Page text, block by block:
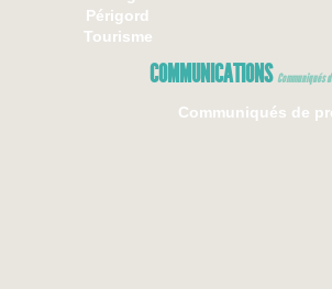
Périgord
Tourisme
COMMUNICATIONS Communiqués
Communiqués de